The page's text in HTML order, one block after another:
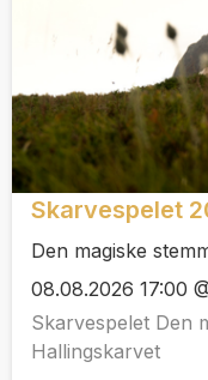
Skarvespelet
Den magiske
08.08.2026 17:00
Skarvespelet Den
Hallingskarvet